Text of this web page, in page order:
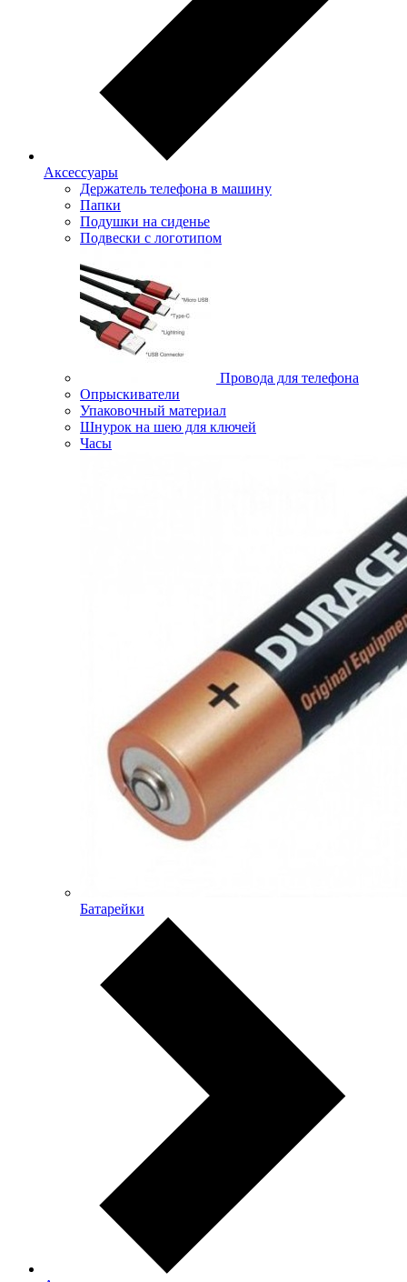
Аксессуары
Держатель телефона в машину
Папки
Подушки на сиденье
Подвески с логотипом
Провода для телефона
Опрыскиватели
Упаковочный материал
Шнурок на шею для ключей
Часы
Батарейки